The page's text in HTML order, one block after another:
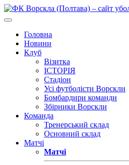
Головна
Новини
Клуб
Візитка
ІСТОРІЯ
Стадіон
Усі футболісти Ворскли
Бомбардири команди
Збірники Ворскли
Команда
Тренерський склад
Основний склад
Матчі
Матчі